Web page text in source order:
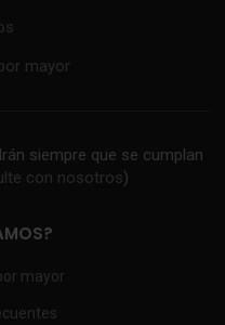
mayor
siempre que se cumplan
con nosotros)
mayor